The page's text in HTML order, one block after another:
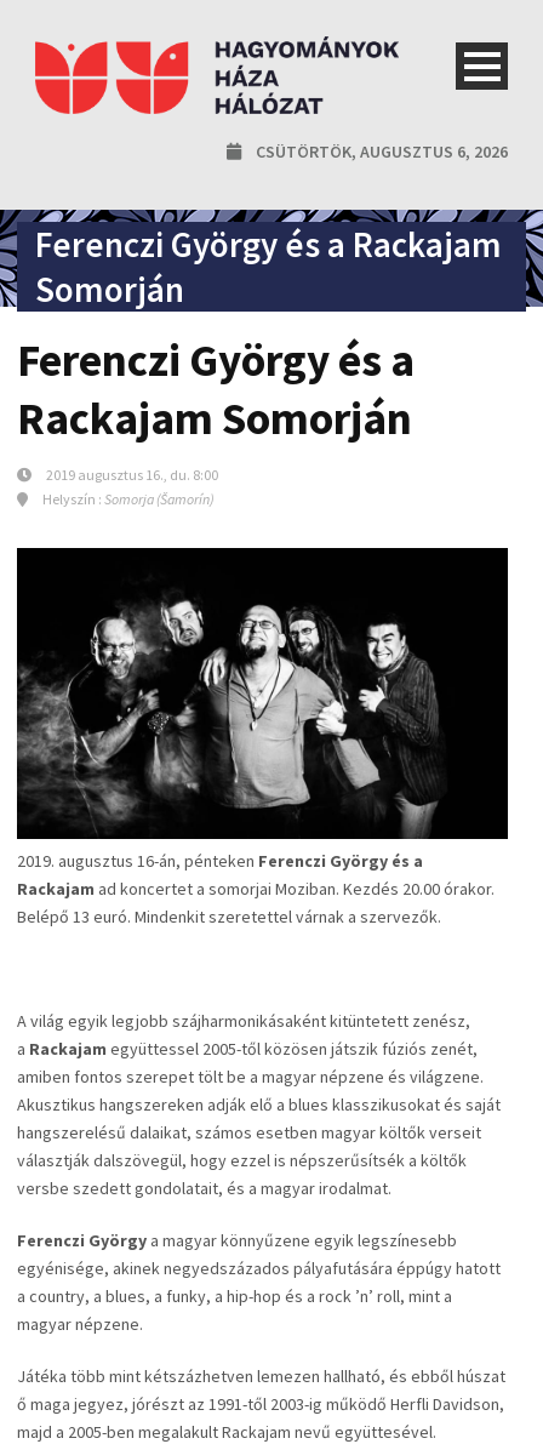
CSÜTÖRTÖK, AUGUSZTUS 6, 2026
Ferenczi György és a Rackajam
Somorján
Ferenczi György és a
Rackajam Somorján
2019 augusztus 16., du. 8:00
Helyszín : Somorja (Šamorín)
2019. augusztus 16-án, pénteken Ferenczi György és a
Rackajam ad koncertet a somorjai Moziban. Kezdés 20.00 órakor.
Belépő 13 euró. Mindenkit szeretettel várnak a szervezők.
A világ egyik legjobb szájharmonikásaként kitüntetett zenész,
a Rackajam együttessel 2005-től közösen játszik fúziós zenét,
amiben fontos szerepet tölt be a magyar népzene és világzene.
Akusztikus hangszereken adják elő a blues klasszikusokat és saját
hangszerelésű dalaikat, számos esetben magyar költők verseit
választják dalszövegül, hogy ezzel is népszerűsítsék a költők
versbe szedett gondolatait, és a magyar irodalmat.
Ferenczi György a magyar könnyűzene egyik legszínesebb
egyénisége, akinek negyedszázados pályafutására éppúgy hatott
a country, a blues, a funky, a hip-hop és a rock ’n’ roll, mint a
magyar népzene.
Játéka több mint kétszázhetven lemezen hallható, és ebből húszat
ő maga jegyez, jórészt az 1991-től 2003-ig működő Herfli Davidson,
majd a 2005-ben megalakult Rackajam nevű együttesével.